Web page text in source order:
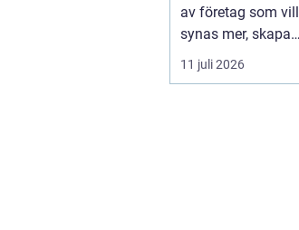
av företag som vill
synas mer, skapa
stolthet inte...
11 juli 2026